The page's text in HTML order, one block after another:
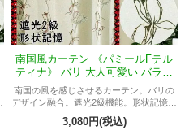
南国風カーテン 《パミールFテル
ティナ》 バリ 大人可愛い バラン
ス付きフラットスタイル 遮光2級
アイボリー色 サイアムチューリッ
プ柄
南国の風を感じさせるカーテン。バリの
デザイン融合。遮光2級機能。形状記憶加
工。華やかなサイアムチューリップ柄。
バリテイストのインテリアを楽しめる。
3,080円(税込)